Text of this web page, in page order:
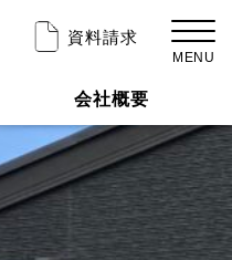
資料請求
MENU
会社概要